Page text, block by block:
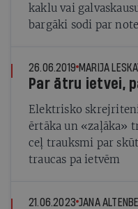
kaklu vai
bargāki sodi par
26.06.2019 MARIJA
Par ātru ietvei,
Elektrisko
ērtāka un «zaļāka»
ceļ trauksmi par
traucas pa ietvēm
21.06.2023 JANA